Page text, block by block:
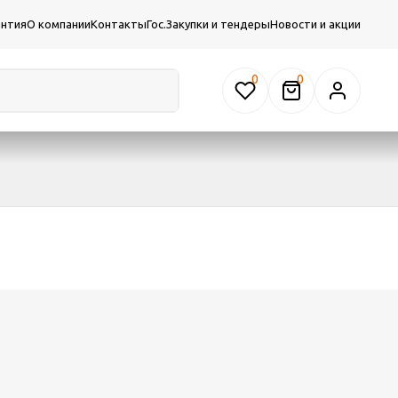
О компанииКонтактыГос.Закупки и тендерыНовости и акции
0